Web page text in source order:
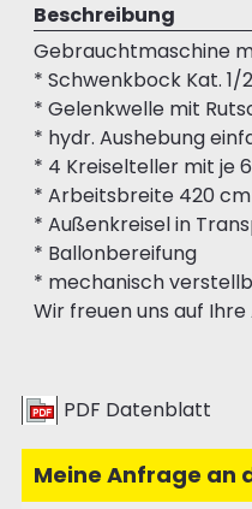
Beschreibung
Gebrauchtmaschine
* Schwenkbock Kat. 1/2
* Gelenkwelle mit
* hydr. Aushebung
* 4 Kreiselteller mit je
* Arbeitsbreite 420 cm
* Außenkreisel in
* Ballonbereifung
* mechanisch
Wir freuen uns auf
PDF Datenblatt
Meine Anfrage an